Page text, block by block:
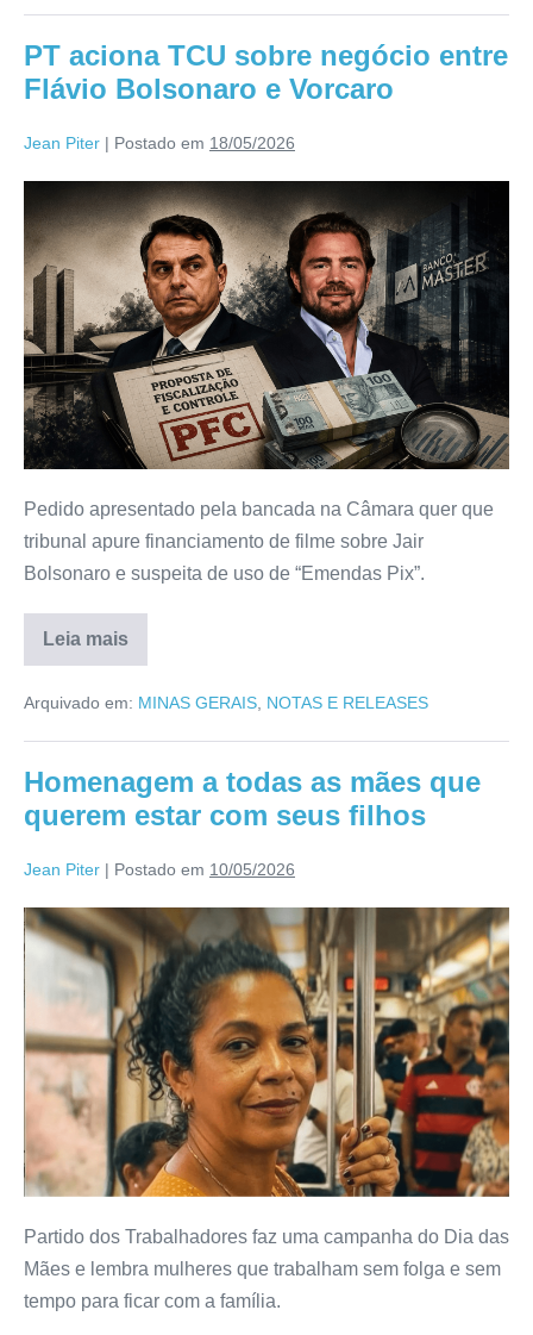
PT aciona TCU sobre negócio entre
Flávio Bolsonaro e Vorcaro
Jean Piter | Postado em 18/05/2026
Pedido apresentado pela bancada na Câmara quer que
tribunal apure financiamento de filme sobre Jair
Bolsonaro e suspeita de uso de “Emendas Pix”.
Leia mais
Arquivado em: MINAS GERAIS, NOTAS E RELEASES
Homenagem a todas as mães que
querem estar com seus filhos
Jean Piter | Postado em 10/05/2026
Partido dos Trabalhadores faz uma campanha do Dia das
Mães e lembra mulheres que trabalham sem folga e sem
tempo para ficar com a família.